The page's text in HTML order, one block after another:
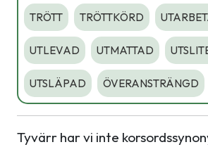
TRÖTT TRÖTTKÖRD
UTLEVAD UTMATTAD
UTSLÄPAD ÖVERANSTRÄNGD
Tyvärr har vi inte